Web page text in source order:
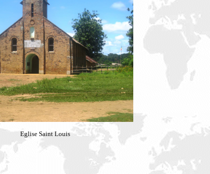
Eglise Saint Louis